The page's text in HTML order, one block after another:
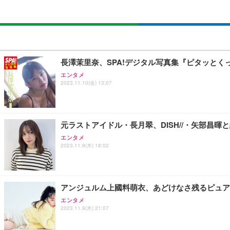
長澤茉里奈、SPA!デジタル写真集『ピタッと
エンタメ
2023.11.10(金) 13:07
元ラストアイドル・長月翠、DISH//・矢部昌暉
エンタメ
2023.11.9(木) 18:02
アンジュルム上國料萌衣、あどけなさ残るピュ
エンタメ
2023.11.9(木) 21:07